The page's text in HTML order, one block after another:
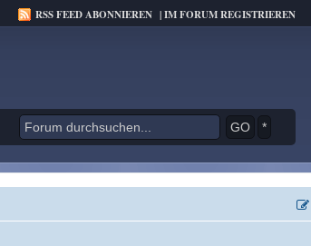
RSS FEED ABONNIEREN |IM FORUM REGISTRIEREN
*